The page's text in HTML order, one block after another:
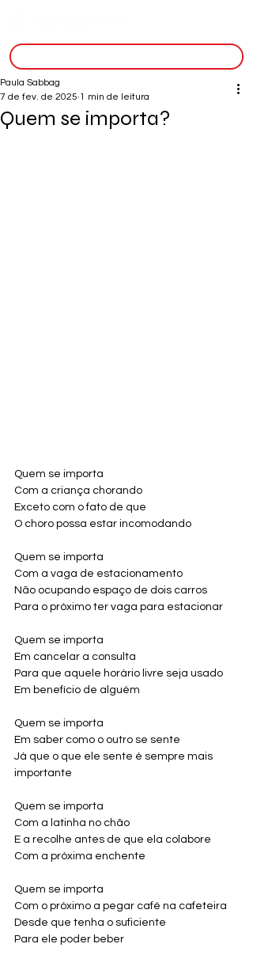
Quem se importa?
Paula Sabbag
7 de fev. de 2025 1 min de leitura
Quem se importa
Com a criança chorando
Exceto com o fato de que
O choro possa estar incomodando
Quem se importa
Com a vaga de estacionamento
Não ocupando espaço de dois carros
Para o próximo ter vaga para estacionar
Quem se importa
Em cancelar a consulta
Para que aquele horário livre seja usado
Em benefício de alguém
Quem se importa
Em saber como o outro se sente
Já que o que ele sente é sempre mais
importante
Quem se importa
Com a latinha no chão
E a recolhe antes de que ela colabore
Com a próxima enchente
Quem se importa
Com o próximo a pegar café na cafeteira
Desde que tenha o suficiente
Para ele poder beber